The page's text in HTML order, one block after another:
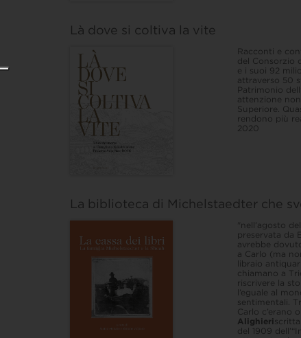
Là dove si coltiva la vite
Racconti e
del Consorzio
e i suoi 92
attraverso 50
Patrimonio
attenzione
Superiore.
rendono più
2020
La biblioteca di Michelstaedter che
"nell’agosto
preservata da
avrebbe
a Carlo (ma
libraio
chiamano a
riscrivere la
l’eguale al
sentimentali.
Carlo c’erano
Alighieri
del 1909